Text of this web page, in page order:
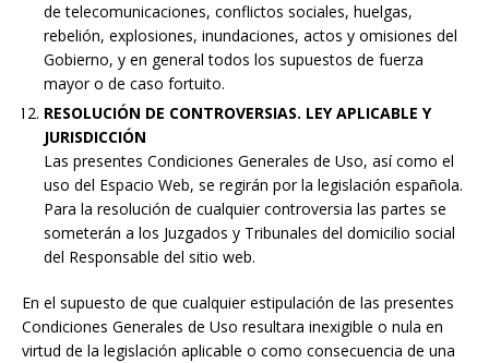
de telecomunicaciones, conflictos sociales, huelgas,
rebelión, explosiones, inundaciones, actos y omisiones del
Gobierno, y en general todos los supuestos de fuerza
mayor o de caso fortuito.
RESOLUCIÓN DE CONTROVERSIAS. LEY APLICABLE Y
JURISDICCIÓN
Las presentes Condiciones Generales de Uso, así como el
uso del Espacio Web, se regirán por la legislación española.
Para la resolución de cualquier controversia las partes se
someterán a los Juzgados y Tribunales del domicilio social
del Responsable del sitio web.
En el supuesto de que cualquier estipulación de las presentes
Condiciones Generales de Uso resultara inexigible o nula en
virtud de la legislación aplicable o como consecuencia de una